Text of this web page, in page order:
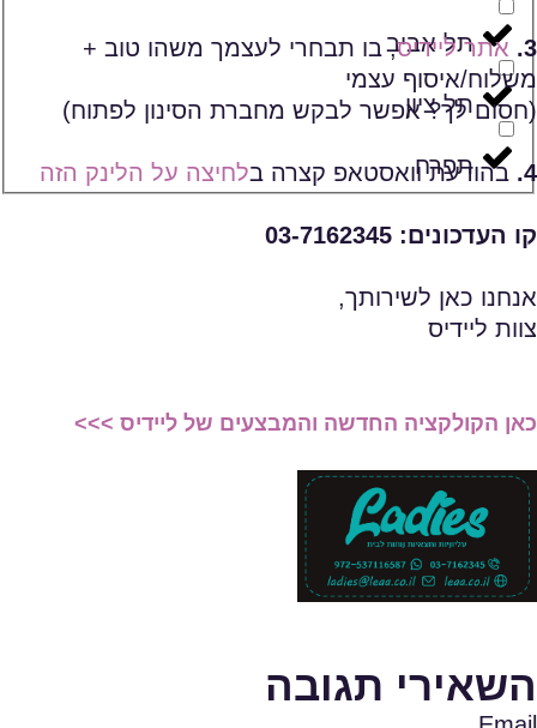
תל אביב
תל ציון
תפרח
3. אתר ליידיס, בו תבחרי לעצמך משהו טוב +
משלוח/איסוף עצמי
(חסום לך? אפשר לבקש מחברת הסינון לפתוח)
4. בהודעת וואסטאפ קצרה בלחיצה על הלינק הזה
קו העדכונים: 03-7162345
אנחנו כאן לשירותך,
צוות ליידיס
כאן הקולקציה החדשה והמבצעים של ליידיס >>>
השאירי תגובה